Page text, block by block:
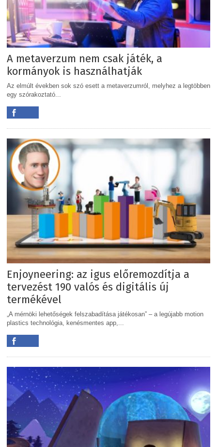
A metaverzum nem csak játék, a
kormányok is használhatják
Az elmúlt években sok szó esett a metaverzumról, melyhez a legtöbben
egy szórakoztató...
Enjoyneering: az igus előremozdítja a
tervezést 190 valós és digitális új
termékével
„A mérnöki lehetőségek felszabadítása játékosan” – a legújabb motion
plastics technológia, kenésmentes app,...